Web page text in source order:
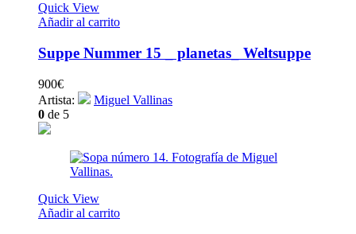
Quick View
Añadir al carrito
Suppe Nummer 15 _ planetas_ Weltsuppe
900€
Artista:
Miguel Vallinas
0 de 5
Quick View
Añadir al carrito